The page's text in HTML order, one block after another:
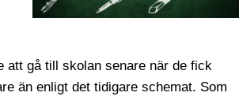
att gå till skolan senare när de fick
än enligt det tidigare schemat. Som